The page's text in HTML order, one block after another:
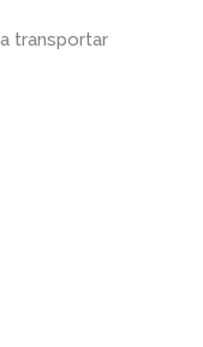
transportar